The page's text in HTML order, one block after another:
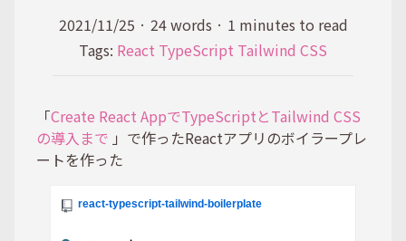
2021/11/25 · 24 words · 1 minutes to read
Tags: React TypeScript Tailwind CSS
「Create React AppでTypeScriptとTailwind CSS
の導入まで 」で作ったReactアプリのボイラープレ
ートを作った